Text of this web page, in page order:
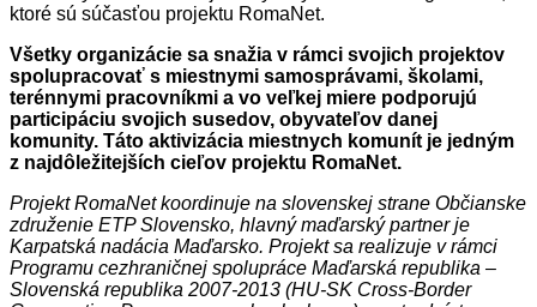
ktoré sú súčasťou projektu RomaNet.
Všetky organizácie sa snažia v rámci svojich projektov
spolupracovať s miestnymi samosprávami, školami,
terénnymi pracovníkmi a vo veľkej miere podporujú
participáciu svojich susedov, obyvateľov danej
komunity. Táto aktivizácia miestnych komunít je jedným
z najdôležitejších cieľov projektu RomaNet.
Projekt RomaNet koordinuje na slovenskej strane Občianske
združenie ETP Slovensko, hlavný maďarský partner je
Karpatská nadácia Maďarsko. Projekt sa realizuje v rámci
Programu cezhraničnej spolupráce Maďarská republika –
Slovenská republika 2007-2013 (HU-SK Cross-Border